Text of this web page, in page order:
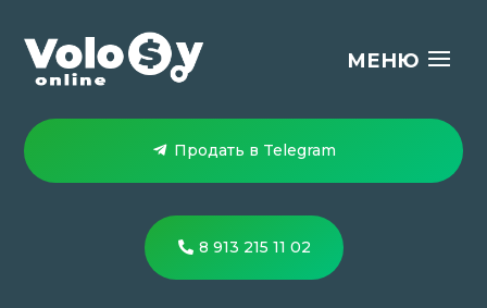
Продать в Telegram
8 913 215 11 02